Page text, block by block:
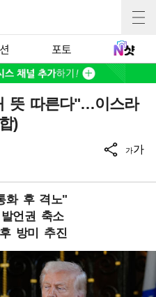
포토
뜻 따른다"…이스라
)
가가
화 후 격노"
언권 축소
방미 추진